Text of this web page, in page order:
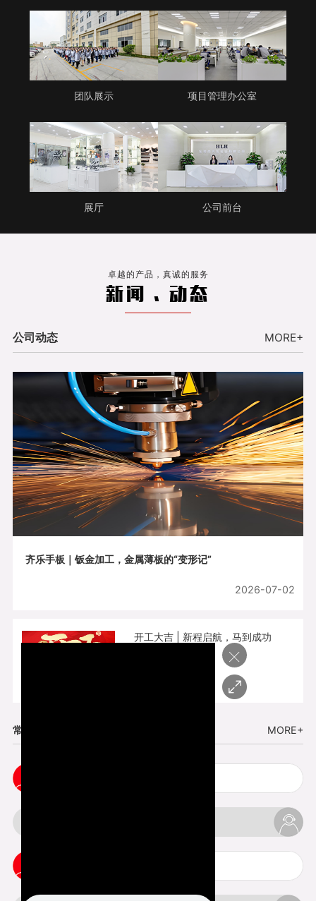
团队展示 项目管理办公室
展厅 公司前台
卓越的产品，真诚的服务
新闻 . 动态
公司动态 MORE+
齐乐手板｜钣金加工，金属薄板的“变形记”
2026-07-02
开工大吉 | 新程启航，马到成功
常见问题 MORE+
×